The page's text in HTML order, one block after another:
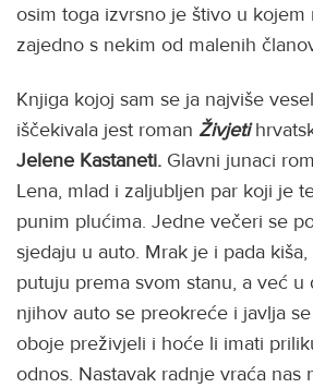
osim toga izvrsno je štivo u kojem
zajedno s nekim od malenih
Knjiga kojoj sam se ja najviše
iščekivala jest roman Živjeti
Jelene Kastaneti. Glavni junaci
Lena, mlad i zaljubljen par koji je
punim plućima. Jedne večeri se
sjedaju u auto. Mrak je i pada
putuju prema svom stanu, a već
njihov auto se preokreće i javlja
oboje preživjeli i hoće li imati
odnos. Nastavak radnje vraća nas